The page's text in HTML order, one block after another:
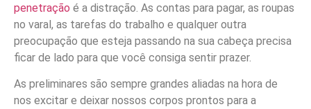
penetração é a distração. As contas para pagar, as roupas
no varal, as tarefas do trabalho e qualquer outra
preocupação que esteja passando na sua cabeça precisa
ficar de lado para que você consiga sentir prazer.
As preliminares são sempre grandes aliadas na hora de
nos excitar e deixar nossos corpos prontos para a